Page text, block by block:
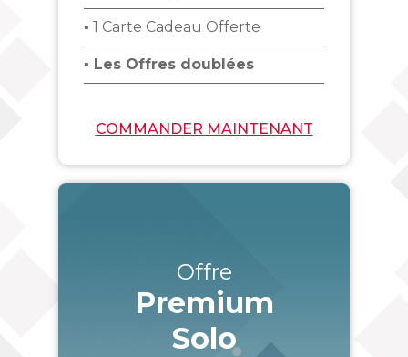
Offre
Premium
Solo
▪ 1 Carte Cadeau Offerte
▪ Les Offres doublées
COMMANDER MAINTENANT